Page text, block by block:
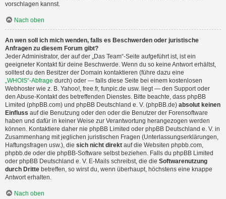
vorschlagen kannst.
Nach oben
An wen soll ich mich wenden, falls es Beschwerden oder juristische
Anfragen zu diesem Forum gibt?
Jeder Administrator, der auf der „Das Team“-Seite aufgeführt ist, ist ein
geeigneter Kontakt für deine Beschwerde. Wenn du so keine Antwort erhältst,
solltest du den Besitzer der Domain kontaktieren (führe dazu eine
„WHOIS“-Abfrage durch) oder — falls diese Seite bei einem kostenlosen
Webhoster wie z. B. Yahoo!, free.fr, funpic.de usw. liegt — den Support oder
den Abuse-Kontakt des betreffenden Dienstes. Bitte beachte, dass phpBB
Limited (phpBB.com) und phpBB Deutschland e. V. (phpBB.de) absolut keinen
Einfluss auf die Benutzung oder den oder die Benutzer der Forensoftware
haben und dafür in keiner Weise zur Verantwortung herangezogen werden
können. Kontaktiere daher nie phpBB Limited oder phpBB Deutschland e. V. in
Zusammenhang mit jeglichen juristischen Fragen (Unterlassungserklärungen,
Haftungsfragen usw.), die sich nicht direkt auf die Websiten phpbb.com,
phpbb.de oder die phpBB-Software selbst beziehen. Falls du phpBB Limited
oder phpBB Deutschland e. V. E-Mails schreibst, die die Softwarenutzung
durch Dritte betreffen, so wirst du, wenn überhaupt, höchstens eine knappe
Antwort erhalten.
Nach oben